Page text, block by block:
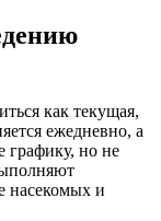
как текущая,
ежедневно, а
графику, но не
насекомых и